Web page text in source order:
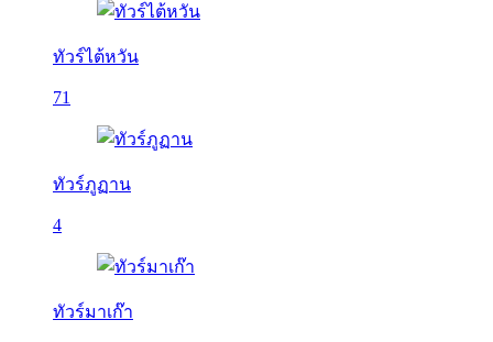
ทัวร์ไต้หวัน
71
ทัวร์ภูฏาน
4
ทัวร์มาเก๊า